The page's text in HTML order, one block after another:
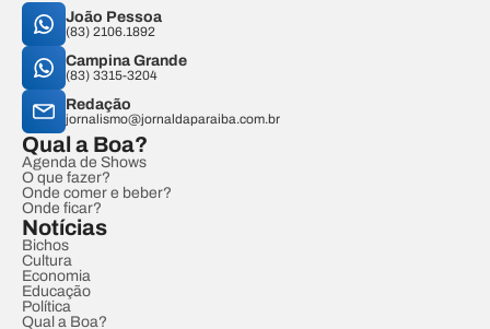
João Pessoa
(83) 2106.1892
Campina Grande
(83) 3315-3204
Redação
jornalismo@jornaldaparaiba.com.br
Qual a Boa?
Agenda de Shows
O que fazer?
Onde comer e beber?
Onde ficar?
Notícias
Bichos
Cultura
Economia
Educação
Política
Qual a Boa?